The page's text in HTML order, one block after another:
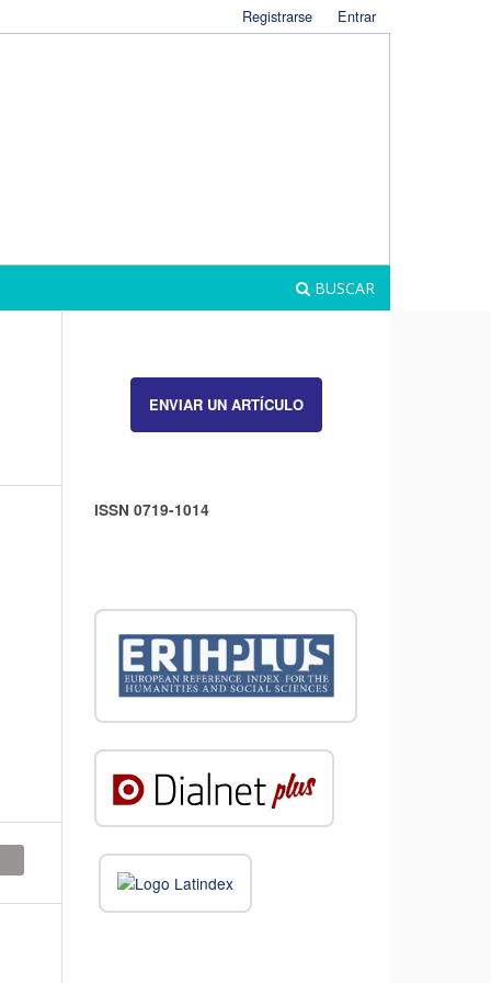
BUSCAR
Registrarse Entrar
ENVIAR UN ARTÍCULO
ISSN 0719-1014